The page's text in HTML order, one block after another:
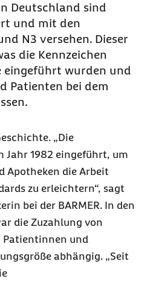
Deutschland sind
und mit den
N3 versehen. Dieser
die Kennzeichen
eingeführt wurden und
Patienten bei dem
„Die
Jahr 1982 eingeführt, um
Apotheken die Arbeit
zu erleichtern“, sagt
bei der BARMER. In den
die Zuzahlung von
Patientinnen und
abhängig. „Seit